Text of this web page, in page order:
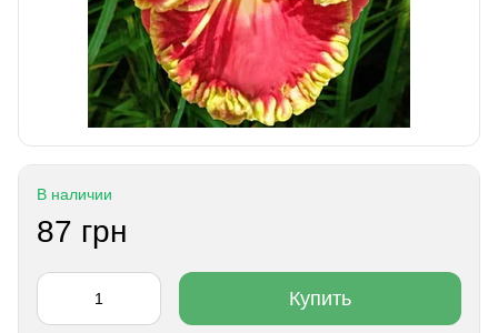
В наличии
87 грн
Купить